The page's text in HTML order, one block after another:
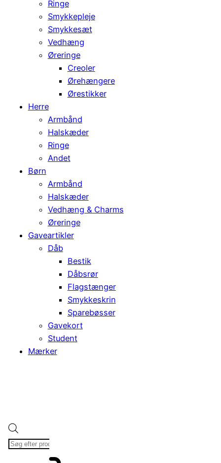
Ringe
Smykkepleje
Smykkesæt
Vedhæng
Øreringe
Creoler
Ørehængere
Ørestikker
Herre
Armbånd
Halskæder
Ringe
Andet
Børn
Armbånd
Halskæder
Vedhæng & Charms
Øreringe
Gaveartikler
Dåb
Bestik
Dåbsrør
Flagstænger
Smykkeskrin
Sparebøsser
Gavekort
Student
Mærker
search